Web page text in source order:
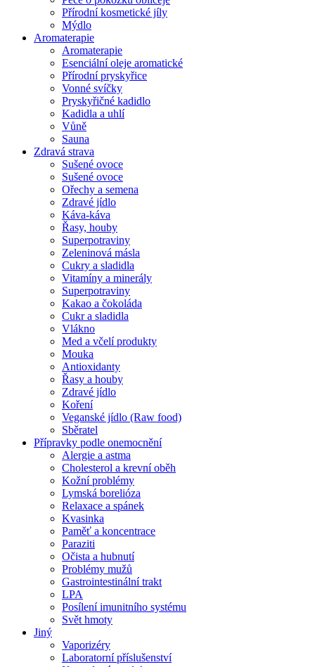
Přírodní kosmetické jíly
Mýdlo
Aromaterapie
Aromaterapie
Esenciální oleje aromatické
Přírodní pryskyřice
Vonné svíčky
Pryskyřičné kadidlo
Kadidla a uhlí
Vůně
Sauna
Zdravá strava
Sušené ovoce
Sušené ovoce
Ořechy a semena
Zdravé jídlo
Káva-káva
Řasy, houby
Superpotraviny
Zeleninová másla
Cukry a sladidla
Vitamíny a minerály
Superpotraviny
Kakao a čokoláda
Cukr a sladidla
Vlákno
Med a včelí produkty
Mouka
Antioxidanty
Řasy a houby
Zdravé jídlo
Koření
Veganské jídlo (Raw food)
Sběratel
Přípravky podle onemocnění
Alergie a astma
Cholesterol a krevní oběh
Kožní problémy
Lymská borelióza
Relaxace a spánek
Kvasinka
Paměť a koncentrace
Paraziti
Očista a hubnutí
Problémy mužů
Gastrointestinální trakt
LPA
Posílení imunitního systému
Svět hmoty
Jiný
Vaporizéry
Laboratorní příslušenství